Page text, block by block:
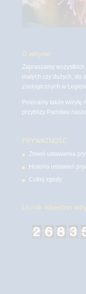
O witrynie
Zapraszamy
małych czy dużych,
zoologicznych w
Polecamy także wizytę
przybliży Państwu
PRYWATNOŚĆ
Zmień ustawienia
Historia ustawień
Cofnij zgody
Licznik odwiedzin